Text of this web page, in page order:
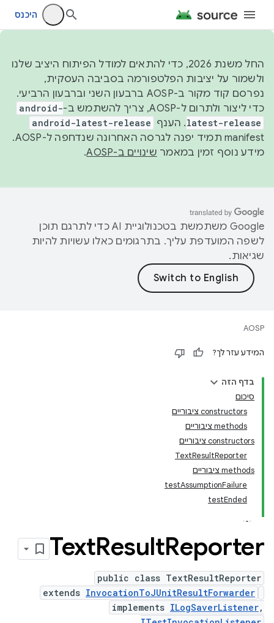
היכנס
החל משנת 2026, כדי להתאים למודל הפיתוח היציב שלנו
ולשמור על יציבות הפלטפורמה בסביבה העסקית,
נפרסם קוד מקור ב-AOSP ברבעון השני וברבעון הרביעי.
כדי ליצור ולתרום ל-AOSP, צריך להשתמש ב-
android-
latest-release. הענף android-latest-release
manifest תמיד יפנה לגרסה האחרונה שנדחפה ל-AOSP.
מידע נוסף זמין במאמר שינויים ב-AOSP .
‫Google משתמשת בטכנולוגיית AI כדי לתרגם תוכן
לשפה המועדפת עליך. בתרגומים כאלו עשויות להיות
שגיאות.
AOSP
המידע עזר לך?
בדף הזה
סיכום
‫constructors ציבוריים
‫methods ציבוריים
‫constructors ציבוריים
TextResultReporter
‫methods ציבוריים
testAssumptionFailure
testEnded
TextResultReporter
public class TextResultReporter
extends InvocationToJUnitResultForwarder
implements ILogSaverListener,